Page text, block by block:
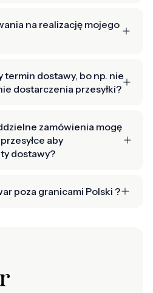
na realizację mojego
termin dostawy, bo np. nie
dostarczenia przesyłki?
zamówienia mogę
aby
dostawy?
poza granicami Polski ?